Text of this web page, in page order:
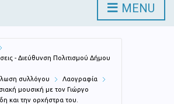
o
MENU
- Διεύθυνση Πολιτισμού Δήμου
συλλόγου
Λαογραφία
μουσική με τον Γιώργο
και την ορχήστρα του.